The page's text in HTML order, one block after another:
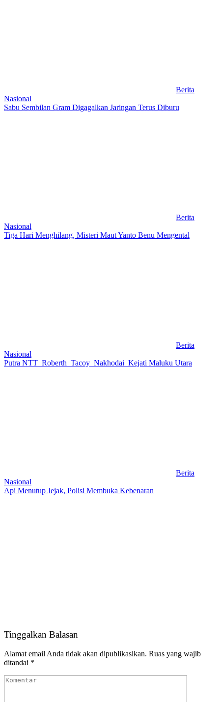
Berita
Nasional
Sabu Sembilan Gram Digagalkan Jaringan Terus Diburu
Berita
Nasional
Tiga Hari Menghilang, Misteri Maut Yanto Benu Mengental
Berita
Nasional
Putra NTT Roberth Tacoy Nakhodai Kejati Maluku Utara
Berita
Nasional
Api Menutup Jejak, Polisi Membuka Kebenaran
Tinggalkan Balasan
Alamat email Anda tidak akan dipublikasikan. Ruas yang wajib
ditandai *